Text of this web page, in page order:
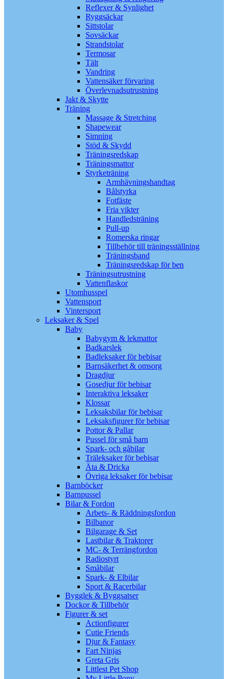
Reflexer & Synlighet
Ryggsäckar
Sittstolar
Sovsäckar
Strandstolar
Termosar
Tält
Vandring
Vattensäker förvaring
Överlevnadsutrustning
Jakt & Skytte
Träning
Massage & Stretching
Shapewear
Simning
Stöd & Skydd
Träningsredskap
Träningsmattor
Styrketräning
Armhävningshandtag
Bålstyrka
Fotfäste
Fria vikter
Handledsträning
Pull-up
Romerska ringar
Tillbehör till träningsställning
Träningsband
Träningsredskap för ben
Träningsutrustning
Vattenflaskor
Utomhusspel
Vattensport
Vintersport
Leksaker & Spel
Baby
Babygym & lekmattor
Badkarslek
Badleksaker för bebisar
Barnsäkerhet & omsorg
Dragdjur
Gosedjur för bebisar
Interaktiva leksaker
Klossar
Leksaksbilar för bebisar
Leksaksfigurer för bebisar
Pottor & Pallar
Pussel för små barn
Spark- och gåbilar
Träleksaker för bebisar
Äta & Dricka
Övriga leksaker för bebisar
Barnböcker
Barnpussel
Bilar & Fordon
Arbets- & Räddningsfordon
Bilbanor
Bilgarage & Set
Lastbilar & Traktorer
MC- & Terrängfordon
Radiostyrt
Småbilar
Spark- & Elbilar
Sport & Racerbilar
Bygglek & Byggsatser
Dockor & Tillbehör
Figurer & set
Actionfigurer
Cutie Friends
Djur & Fantasy
Fart Ninjas
Greta Gris
Littlest Pet Shop